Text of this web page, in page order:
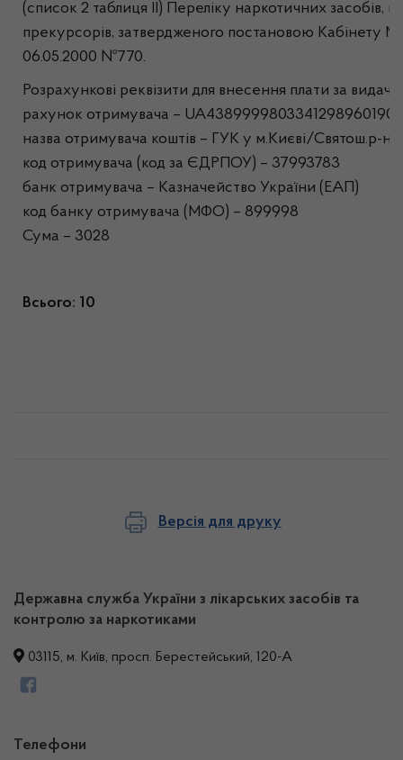
(список 2 таблиця ІІ) Переліку наркотичних засобів,
прекурсорів, затвердженого постановою Кабінету
06.05.2000 №770.
Розрахункові реквізити для внесення плати за видачу
рахунок отримувача –
назва отримувача коштів – ГУК у м.Києві/Святош.р-н/
код отримувача (код за ЄДРПОУ) – 37993783
банк отримувача – Казначейство України (ЕАП)
код банку отримувача (МФО) – 899998
Сума – 3028
Всього: 10
Версія для друку
Державна служба України з лікарських засобів та
контролю за наркотиками
03115, м. Київ, просп. Берестейський, 120-А
Телефони